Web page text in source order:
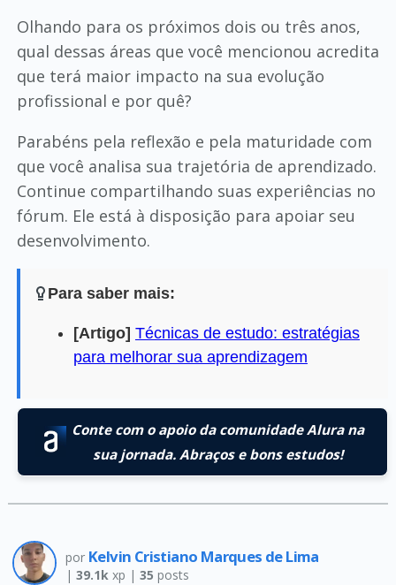
Olhando para os próximos dois ou três anos,
qual dessas áreas que você mencionou acredita
que terá maior impacto na sua evolução
profissional e por quê?
Parabéns pela reflexão e pela maturidade com
que você analisa sua trajetória de aprendizado.
Continue compartilhando suas experiências no
fórum. Ele está à disposição para apoiar seu
desenvolvimento.
Para saber mais:
[Artigo] Técnicas de estudo: estratégias
para melhorar sua aprendizagem
Conte com o apoio da comunidade Alura na
sua jornada. Abraços e bons estudos!
por Kelvin Cristiano Marques de Lima
| 39.1k xp | 35 posts